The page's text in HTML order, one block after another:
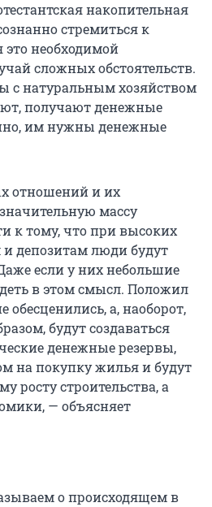
накопительная
стремиться к
это необходимой
сложных обстоятельств.
с натуральным хозяйством
получают денежные
им нужны денежные
отношений и их
массу
к тому, что при высоких
и депозитам люди будут
если у них небольшие
в этом смысл. Положил
обесценились, а, наоборот,
будут создаваться
денежные резервы,
на покупку жилья и будут
росту строительства, а
— объясняет
о происходящем в